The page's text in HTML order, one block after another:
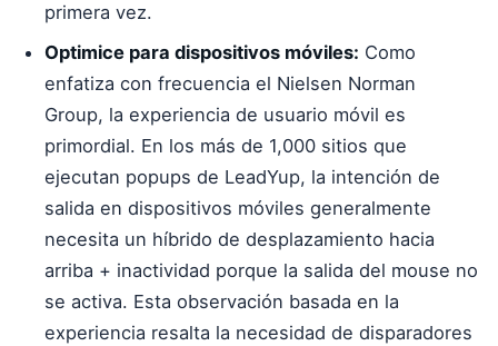
primera vez.
Optimice para dispositivos móviles: Como
enfatiza con frecuencia el Nielsen Norman
Group, la experiencia de usuario móvil es
primordial. En los más de 1,000 sitios que
ejecutan popups de LeadYup, la intención de
salida en dispositivos móviles generalmente
necesita un híbrido de desplazamiento hacia
arriba + inactividad porque la salida del mouse no
se activa. Esta observación basada en la
experiencia resalta la necesidad de disparadores